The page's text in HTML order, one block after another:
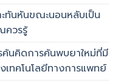
ทันหันขณะนอนหลับเป็น
ควรรู้
ค้นคิดการค้นพบยาใหม่ที่มี
เทคโนโลยีทางการแพทย์